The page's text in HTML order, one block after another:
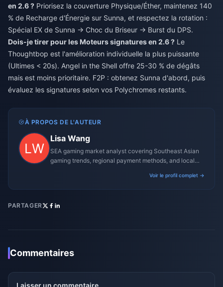
en 2.6 ? Priorisez la couverture Physique/Éther, maintenez 140
% de Recharge d'Énergie sur Sunna, et respectez la rotation :
Spécial EX de Sunna → Choc du Briseur → Burst du DPS.
Dois-je tirer pour les Moteurs signatures en 2.6 ? Le
Thoughtbop est l'amélioration individuelle la plus puissante
(Ultimes < 20s). Angel in the Shell offre 25-30 % de dégâts
mais est moins prioritaire. F2P : obtenez Sunna d'abord, puis
évaluez les signatures selon vos Polychromes restants.
À PROPOS DE L'AUTEUR
Lisa Wang
SEA gaming market analyst covering Southeast Asian
gaming trends, regional payment methods, and local
Voir le profil complet →
PARTAGER
Commentaires